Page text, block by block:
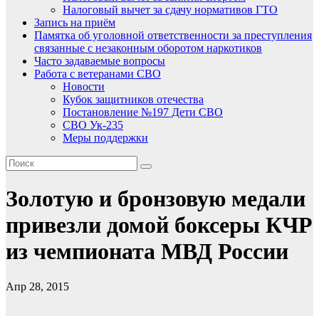
Налоговый вычет за сдачу нормативов ГТО
Запись на приём
Памятка об уголовной ответственности за преступления
связанные с незаконным оборотом наркотиков
Часто задаваемые вопросы
Работа с ветеранами СВО
Новости
Кубок защитников отечества
Постановление №197 Дети СВО
СВО Ук-235
Меры поддержки
Золотую и бронзовую медали
привезли домой боксеры КЧР
из чемпионата МВД России
Апр 28, 2015